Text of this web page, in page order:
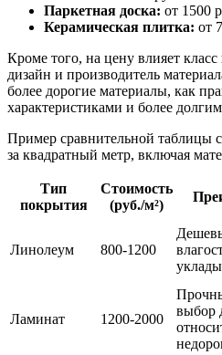
Паркетная доска: от 1500
Керамическая плитка: от
Кроме того, на цену влияет
дизайн и производитель
более дорогие материалы, как
характеристиками и более
Пример сравнительной таблицы
за квадратный метр, включая
Тип
покрытия
Стоимость
(руб./м²)
Линолеум 800-1200
Ламинат 1200-2000
выбор